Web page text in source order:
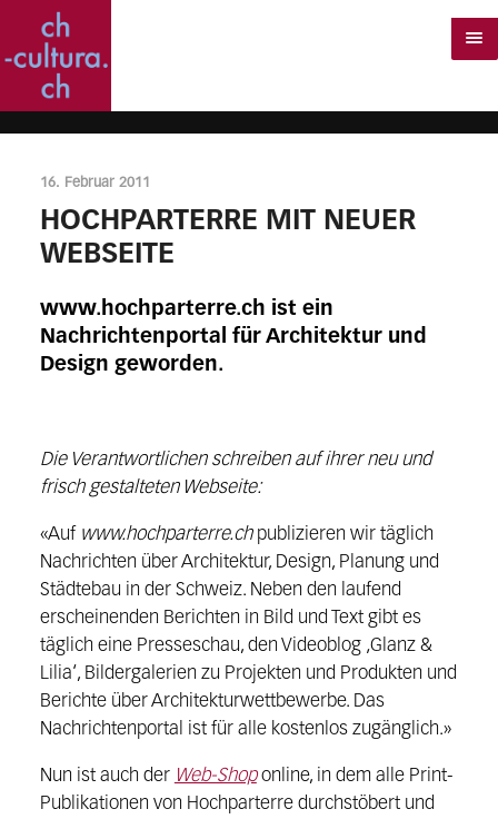
16. Februar 2011
HOCHPARTERRE MIT NEUER
WEBSEITE
www.hochparterre.ch ist ein
Nachrichtenportal für Architektur und
Design geworden.
Die Verantwortlichen schreiben auf ihrer neu und
frisch gestalteten Webseite:
«Auf www.hochparterre.chpublizieren wir täglich
Nachrichten über Architektur, Design, Planung und
Städtebau in der Schweiz. Neben den laufend
erscheinenden Berichten in Bild und Text gibt es
täglich eine Presseschau, den Videoblog ‚Glanz &
Lilia‘, Bildergalerien zu Projekten und Produkten und
Berichte über Architekturwettbewerbe. Das
Nachrichtenportal ist für alle kostenlos zugänglich.»
Nun ist auch der Web-Shoponline, in dem alle Print-
Publikationen von Hochparterre durchstöbert und